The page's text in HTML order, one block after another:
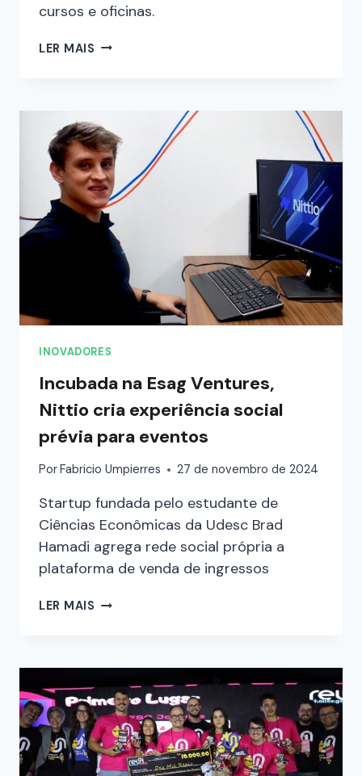
cursos e oficinas.
LER MAIS
INOVADORES
Incubada na Esag Ventures,
Nittio cria experiência social
prévia para eventos
PorFabricio Umpierres 27 de novembro de 2024
Startup fundada pelo estudante de
Ciências Econômicas da Udesc Brad
Hamadi agrega rede social própria a
plataforma de venda de ingressos
LER MAIS